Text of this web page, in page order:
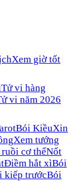
Xem giờ tốt
Tử vi hàng
vi năm 2026
Bói KiềuXin
Xem tướng
cơ thểNốt
Điềm hắt xìBói
kiếp trướcBói